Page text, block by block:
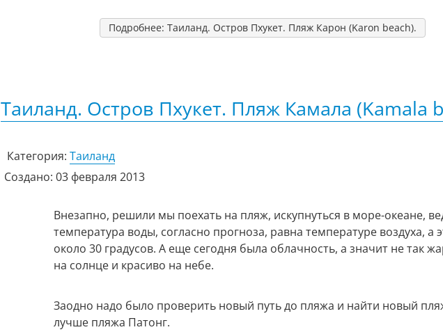
Подробнее: Таиланд. Остров Пхукет. Пляж Карон (Karon beach).
Таиланд. Остров Пхукет. Пляж Камала (Kamala
Категория: Таиланд
Создано: 03 февраля 2013
Внезапно, решили мы поехать на пляж, искупнуться в море-океане,
температура воды, согласно прогноза, равна температуре воздуха, а
около 30 градусов. А еще сегодня была облачность, а значит не так
на солнце и красиво на небе.
Заодно надо было проверить новый путь до пляжа и найти новый
лучше пляжа Патонг.